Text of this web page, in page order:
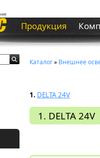
Продукция
Каталог» Внешнее
1. DELTA 24V
1. DELTA 24V